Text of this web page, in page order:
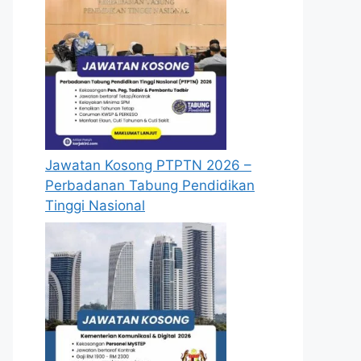
Jawatan Kosong PTPTN 2026 –
Perbadanan Tabung Pendidikan
Tinggi Nasional